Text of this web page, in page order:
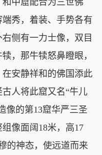
秀，着装、手势各有
侧有一力士像，双目
，那牛犊怒鼻瞪眼，
安静祥和的佛国添此
人将此窟又名“牛儿
像的第13窟华严三圣
像面阔18米，高17
的神态，使远道而来